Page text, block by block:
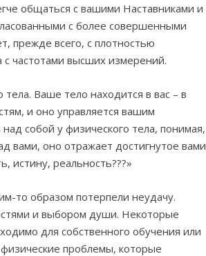
общаться с вашими Наставниками и
с более совершенными
прежде всего, с плотностью
с частотами высших измерений.
Ваше тело находится в вас – в
и оно управляется вашим
собой у физического тела, понимая,
вами, оно отражает достигнутое вами
истину, реальность???»
то образом потерпели неудачу.
и выбором души. Некоторые
для собственного обучения или
проблемы, которые